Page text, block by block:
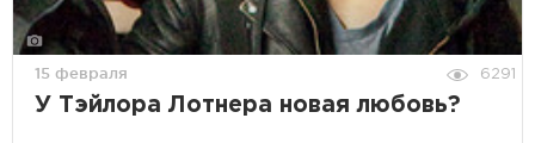
15 февраля 6291
У Тэйлора Лотнера новая любовь?